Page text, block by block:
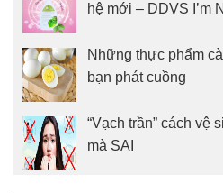
hệ mới – DDVS I’m
Những thực phẩm
bạn phát cuồng
“Vạch trần” cách vệ
mà SAI